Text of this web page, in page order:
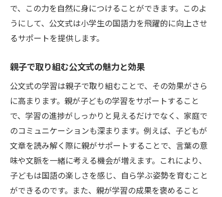
で、この力を自然に身につけることができます。このよ
うにして、公文式は小学生の国語力を飛躍的に向上させ
るサポートを提供します。
親子で取り組む公文式の魅力と効果
公文式の学習は親子で取り組むことで、その効果がさら
に高まります。親が子どもの学習をサポートすること
で、学習の進捗がしっかりと見えるだけでなく、家庭で
のコミュニケーションも深まります。例えば、子どもが
文章を読み解く際に親がサポートすることで、言葉の意
味や文脈を一緒に考える機会が増えます。これにより、
子どもは国語の楽しさを感じ、自ら学ぶ姿勢を育むこと
ができるのです。また、親が学習の成果を褒めること